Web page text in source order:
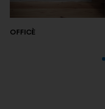
OFFICÈ